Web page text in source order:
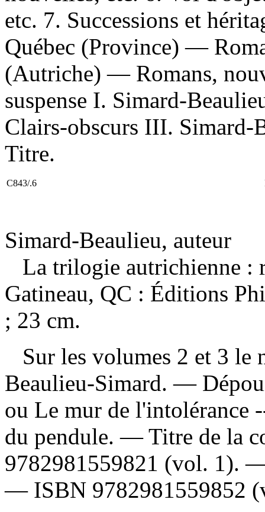
etc. 7. Successions et
Québec (Province) —
(Autriche) — Romans,
suspense I. Simard-
Clairs-obscurs III. Simard-
Titre.
C843/.6
Simard-Beaulieu, auteur
La trilogie autrichienne :
Gatineau, QC : Éditions
; 23 cm.
Sur les volumes 2 et 3 le
Beaulieu-Simard. —
ou Le mur de l'intolérance
du pendule. — Titre de la
9782981559821 (vol. 1).
— ISBN 9782981559852